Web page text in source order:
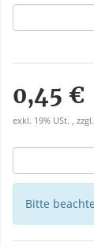
0,45 €
exkl. 19% USt. , zzgl.
Bitte